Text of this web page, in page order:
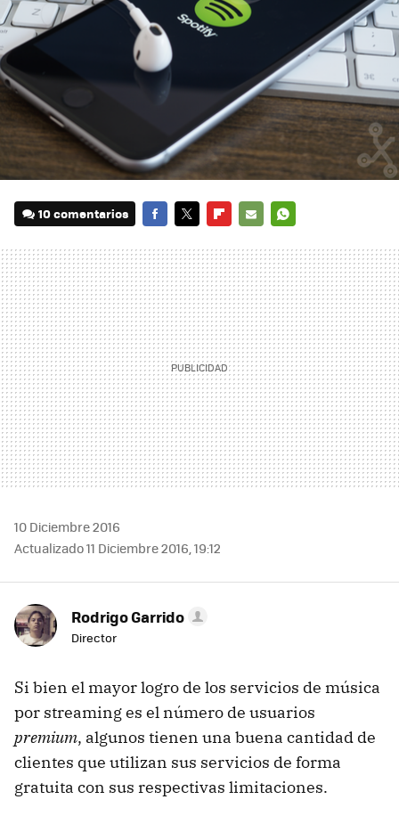
10 comentarios
MAIL
10 Diciembre 2016
Actualizado 11 Diciembre 2016, 19:12
Rodrigo Garrido
Director
Si bien el mayor logro de los servicios de música
por streaming es el número de usuarios
premium, algunos tienen una buena cantidad de
clientes que utilizan sus servicios de forma
gratuita con sus respectivas limitaciones.